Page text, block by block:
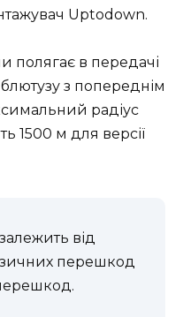
Uptodown.
полягає в передачі
з попереднім
радіус
1500 м для версії
від
перешкод